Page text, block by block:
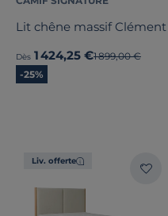
Lit chêne massif Clément
Dès 1 424,25 €Ancien prix
1 899,00 €
-25%
Liv. offerte